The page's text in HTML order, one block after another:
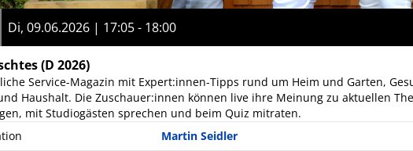
Di, 09.06.2026 | 17:05 - 18:00
(D 2026)
Service-Magazin mit Expert:innen-Tipps rund um Heim und Garten,
Haushalt. Die Zuschauer:innen können live ihre Meinung zu aktuellen
mit Studiogästen sprechen und beim Quiz mitraten.
Martin Seidler